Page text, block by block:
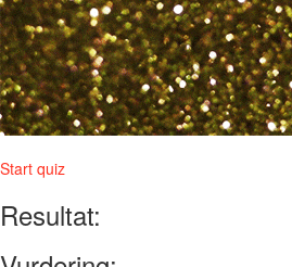
Start quiz
Resultat: